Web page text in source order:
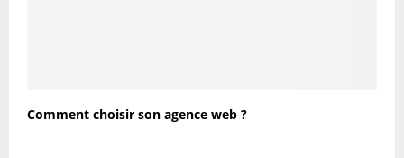
Comment choisir son agence web ?